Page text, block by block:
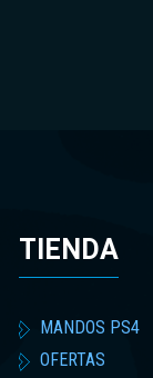
TIENDA
MANDOS PS4
OFERTAS